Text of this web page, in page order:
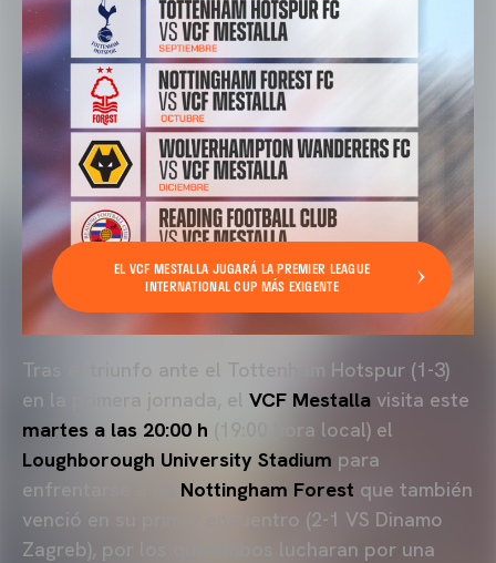
EL VCF MESTALLA JUGARÁ LA PREMIER LEAGUE
INTERNATIONAL CUP MÁS EXIGENTE
Tras el triunfo ante el Tottenham Hotspur (1-3)
en la primera jornada, el VCF Mestalla visita este
martes a las 20:00 h (19:00 hora local) el
Loughborough University Stadium para
enfrentarse a un Nottingham Forest que también
venció en su primer encuentro (2-1 VS Dinamo
Zagreb), por los que ambos lucharan por una